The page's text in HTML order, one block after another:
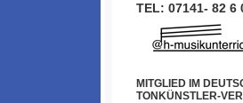
TEL: 07141- 82 6
MITGLIED IM
TONKÜNSTLER-